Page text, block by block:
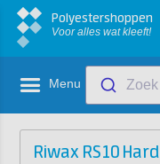
Polyestershoppen
Voor alles wat kleeft!
Menu
Riwax RS10